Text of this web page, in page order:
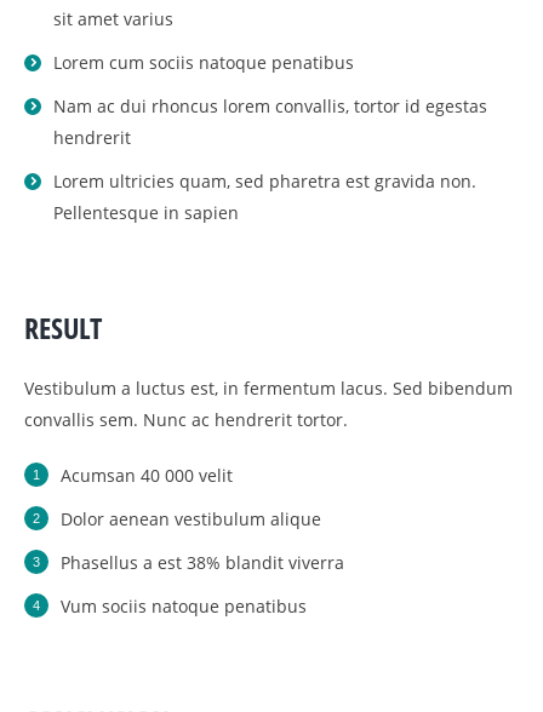
sit amet varius
Lorem cum sociis natoque penatibus
Nam ac dui rhoncus lorem convallis, tortor id egestas
hendrerit
Lorem ultricies quam, sed pharetra est gravida non.
Pellentesque in sapien
RESULT
Vestibulum a luctus est, in fermentum lacus. Sed bibendum
convallis sem. Nunc ac hendrerit tortor.
Acumsan 40 000 velit
Dolor aenean vestibulum alique
Phasellus a est 38% blandit viverra
Vum sociis natoque penatibus